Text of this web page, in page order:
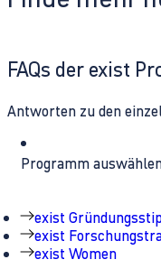
FAQs der exist
Antworten zu den
Programm
exist
exist
exist Women